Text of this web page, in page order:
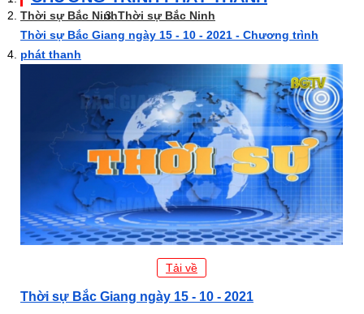
Thời sự Bắc NinhThời sự Bắc Ninh
Thời sự Bắc Giang ngày 15 - 10 - 2021 - Chương trình
phát thanh
Tải về
Thời sự Bắc Giang ngày 15 - 10 - 2021